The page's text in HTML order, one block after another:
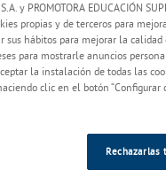
psicológica
y PROMOTORA EDUCACIÓN
propias y de terceros para
hábitos para mejorar la
para mostrarle anuncios
la instalación de todas las
clic en el botón
Rechazarlas